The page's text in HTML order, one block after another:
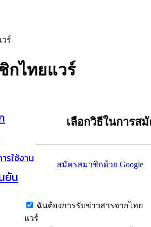
กไทยแวร์
รใช้งาน
ยัน
เลือกวิธีในการส
สมัครสมาชิกด้วย Google
ฉันต้องการรับข่าวสารจากไทย
แวร์